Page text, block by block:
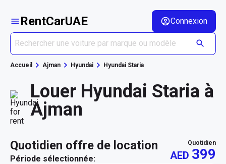
RentCarUAE Connexion
Accueil Ajman Hyundai Hyundai Staria
Louer Hyundai Staria à
Ajman
quotidien offre de location
Période sélectionnée:
quotidien
AED 399